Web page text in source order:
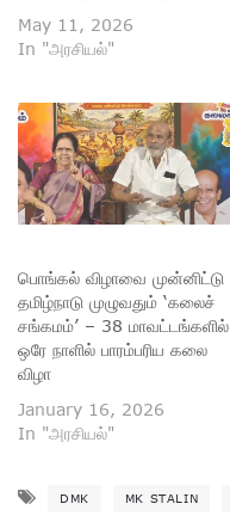
May 11, 2026
In "அரசியல்"
பொங்கல் விழாவை முன்னிட்டு
தமிழ்நாடு முழுவதும் ‘கலைச்
சங்கமம்’ – 38 மாவட்டங்களில்
ஒரே நாளில் பாரம்பரிய கலை
விழா
January 16, 2026
In "அரசியல்"
DMK MK STALIN